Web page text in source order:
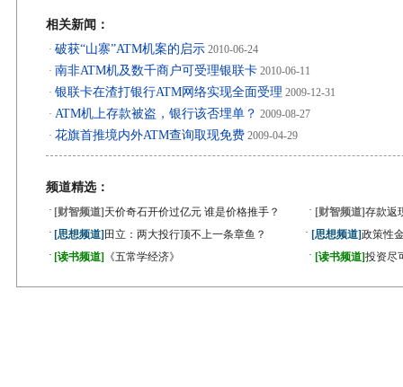
相关新闻：
· 破获“山寨”ATM机案的启示 2010-06-24
· 南非ATM机及数千商户可受理银联卡 2010-06-11
· 银联卡在渣打银行ATM网络实现全面受理 2009-12-31
· ATM机上存款被盗，银行该否埋单？ 2009-08-27
· 花旗首推境内外ATM查询取现免费 2009-04-29
频道精选：
· [财智频道] 天价奇石开价过亿元 谁是价格推手？ · [财智频道]存款返
· [思想频道] 田立：两大投行顶不上一条章鱼？ · [思想频道]政策性
· [读书频道] 《五常学经济》 · [读书频道]投资尽